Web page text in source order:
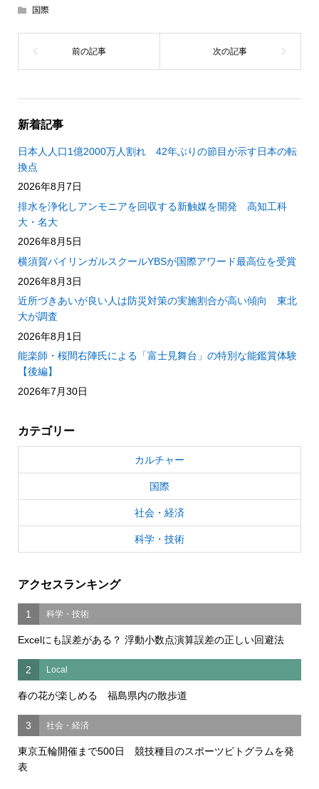
国際
新着記事
日本人人口1億2000万人割れ 42年ぶりの節目が示す日本の転
換点
2026年8月7日
排水を浄化しアンモニアを回収する新触媒を開発 高知工科
大・名大
2026年8月5日
横須賀バイリンガルスクールYBSが国際アワード最高位を受賞
2026年8月3日
近所づきあいが良い人は防災対策の実施割合が高い傾向 東北
大が調査
2026年8月1日
能楽師・桜間右陣氏による「富士見舞台」の特別な能鑑賞体験
【後編】
2026年7月30日
カテゴリー
カルチャー
国際
社会・経済
科学・技術
アクセスランキング
1 科学・技術
Excelにも誤差がある？ 浮動小数点演算誤差の正しい回避法
2 Local
春の花が楽しめる 福島県内の散歩道
3 社会・経済
東京五輪開催まで500日 競技種目のスポーツピトグラムを発
表